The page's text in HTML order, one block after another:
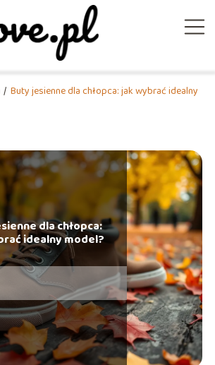
/ Buty jesienne dla chłopca: jak wybrać idealny
dla chłopca:
idealny model?